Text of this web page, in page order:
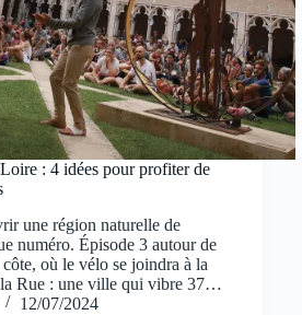
: 4 idées pour profiter de
une région naturelle de
numéro. Épisode 3 autour de
où le vélo se joindra à la
Rue : une ville qui vibre 37…
12/07/2024